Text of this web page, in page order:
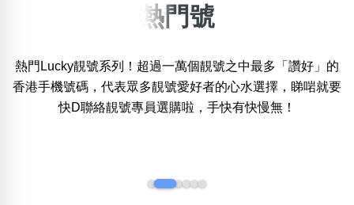
位置:
一 二 四 五 六 七 八
熱門號
熱門Lucky靚號系列！超過一萬個靚號之中最多「讚好」的
香港手機號碼，代表眾多靚號愛好者的心水選擇，睇啱就要
快D聯絡靚號專員選購啦，手快有快慢無！